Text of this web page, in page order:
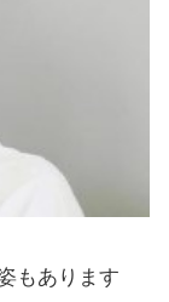
もあります